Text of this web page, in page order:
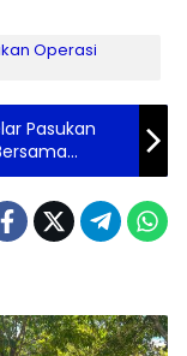
Operasi
Pasukan
Kondusif